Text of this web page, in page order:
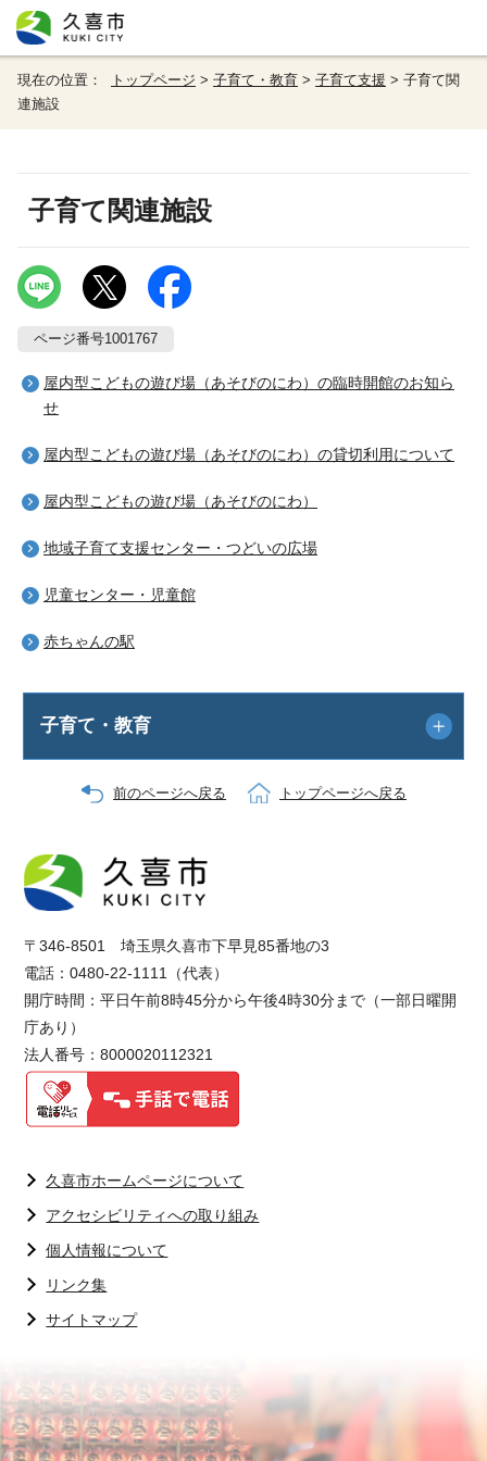
現在の位置： トップページ > 子育て・教育 > 子育て支援 > 子育て関
連施設
子育て関連施設
ページ番号1001767
屋内型こどもの遊び場（あそびのにわ）の臨時開館のお知ら
せ
屋内型こどもの遊び場（あそびのにわ）の貸切利用について
屋内型こどもの遊び場（あそびのにわ）
地域子育て支援センター・つどいの広場
児童センター・児童館
赤ちゃんの駅
子育て・教育
前のページへ戻る トップページへ戻る
〒346-8501 埼玉県久喜市下早見85番地の3
電話：0480-22-1111（代表）
開庁時間：平日午前8時45分から午後4時30分まで（一部日曜開
庁あり）
法人番号：8000020112321
久喜市ホームページについて
アクセシビリティへの取り組み
個人情報について
リンク集
サイトマップ